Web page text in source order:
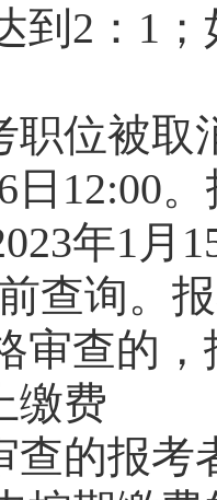
到 2 ： 1
职位被取
日 12:00
3年1月
查询。
审查的
缴费
查的报考